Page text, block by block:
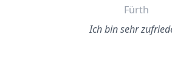
Fürth
Ich bin sehr